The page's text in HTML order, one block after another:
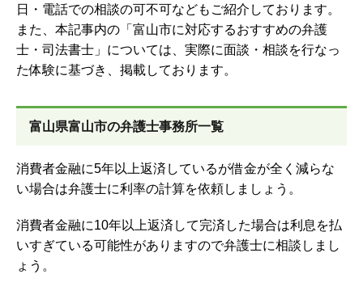
日・電話での相談の可不可などもご紹介しております。
また、本記事内の「富山市に対応するおすすめの弁護
士・司法書士」については、実際に面談・相談を行なっ
た体験に基づき、掲載しております。
富山県富山市の弁護士事務所一覧
消費者金融に5年以上返済しているが借金が全く減らな
い場合は弁護士に利率の計算を依頼しましょう。
消費者金融に10年以上返済して完済した場合は利息を払
いすぎている可能性がありますので弁護士に相談しまし
ょう。